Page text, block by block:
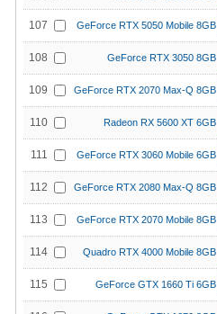
107 GeForce RTX 5050 Mobile 8GB
108 GeForce RTX 3050 8GB
109 GeForce RTX 2070 Max-Q 8GB
110 Radeon RX 5600 XT 6GB
111 GeForce RTX 3060 Mobile 6GB
112 GeForce RTX 2080 Max-Q 8GB
113 GeForce RTX 2070 Mobile 8GB
114 Quadro RTX 4000 Mobile 8GB
115 GeForce GTX 1660 Ti 6GB